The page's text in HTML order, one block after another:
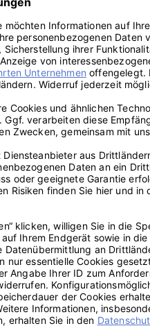
Teams konnten belegen,
die Einschlafzeit als auch
Therapie wurde von
Betroffene, deren
darauf entdeckt, dass
auch den Körper rasch zu
mehrere stressrelevante
Offenbar wird ein
Übungen, die in vielen
weltanschauliche
meditativen
kann unsere Gefühls- und
für den Einsatz von